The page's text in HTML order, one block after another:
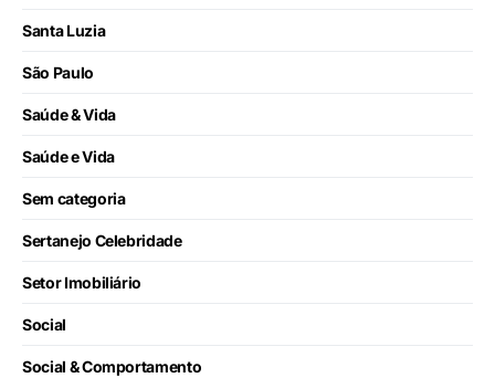
Santa Luzia
São Paulo
Saúde & Vida
Saúde e Vida
Sem categoria
Sertanejo Celebridade
Setor Imobiliário
Social
Social & Comportamento